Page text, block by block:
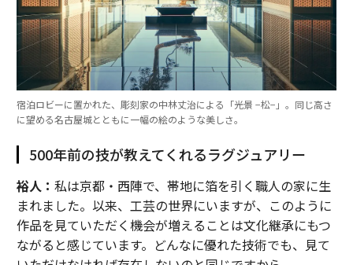
宿泊ロビーに置かれた、彫刻家の中林丈治による「光景 −松−」。同じ高さ
に望める名古屋城とともに一幅の絵のような美しさ。
500年前の技が教えてくれるラグジュアリー
裕人： 私は京都・西陣で、帯地に箔を引く職人の家に生
まれました。以来、工芸の世界にいますが、このように
作品を見ていただく機会が増えることは文化継承にもつ
ながると感じています。どんなに優れた技術でも、見て